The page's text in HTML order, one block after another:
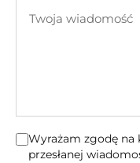
mail
wiadomość
Wyrażam zgodę
przesłanej